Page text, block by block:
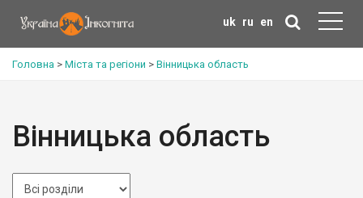
uk ru en
Головна > Міста та регіони > Вінницька область
Вінницька область